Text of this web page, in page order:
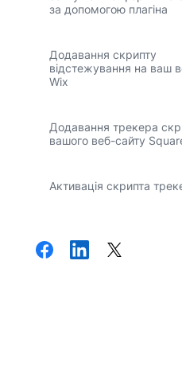
за допомогою плагіна
Додавання скрипту
відстежування на ваш
Wix
Додавання трекера
вашого веб-сайту
Активація скрипта